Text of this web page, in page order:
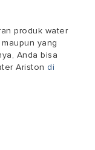
produk water
yang
Anda bisa
Ariston di